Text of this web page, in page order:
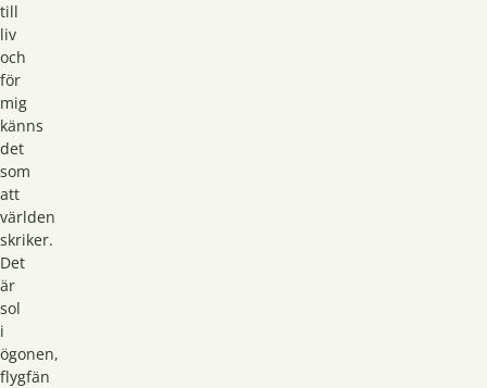
till
liv
och
för
mig
känns
det
som
att
världen
skriker.
Det
är
sol
i
ögonen,
flygfän